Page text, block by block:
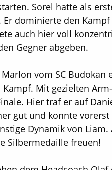
Sorel hatte als
dominierte den
auch hier voll
Gegner abgeben.
vom SC Budokan
Mit gezielten
Hier traf er auf
gut und konnte
Dynamik von Liam.
Silbermedaille freuen!